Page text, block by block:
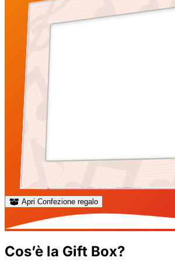
Apri Confezione regalo
Cos’è la Gift Box?